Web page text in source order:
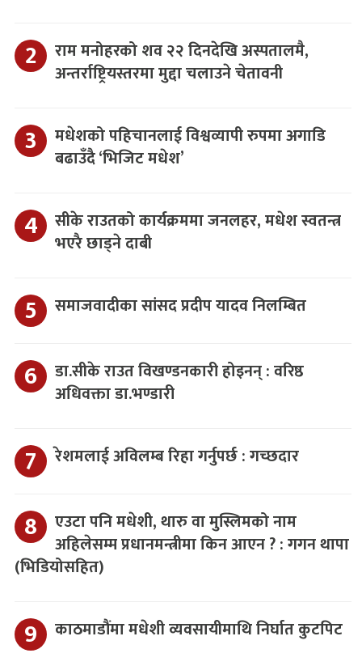
राम मनोहरको शव २२ दिनदेखि अस्पतालमै,
अन्तर्राष्ट्रियस्तरमा मुद्दा चलाउने चेतावनी
मधेशको पहिचानलाई विश्वव्यापी रुपमा अगाडि
बढाउँदै ‘भिजिट मधेश’
सीके राउतको कार्यक्रममा जनलहर, मधेश स्वतन्त्र
भएरै छाड्ने दाबी
समाजवादीका सांसद प्रदीप यादव निलम्बित
डा.सीके राउत विखण्डनकारी होइनन् : वरिष्ठ
अधिवक्ता डा.भण्डारी
रेशमलाई अविलम्ब रिहा गर्नुपर्छ : गच्छदार
एउटा पनि मधेशी, थारु वा मुस्लिमको नाम
अहिलेसम्म प्रधानमन्त्रीमा किन आएन ? : गगन थापा
(भिडियोसहित)
काठमाडौंमा मधेशी व्यवसायीमाथि निर्घात कुटपिट